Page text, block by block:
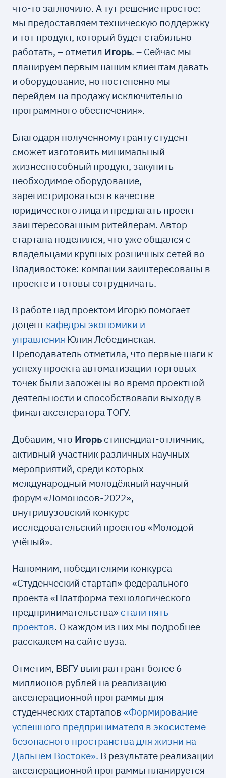
что-то заглючило. А тут решение простое:
мы предоставляем техническую поддержку
и тот продукт, который будет стабильно
работать, – отметил Игорь. – Сейчас мы
планируем первым нашим клиентам давать
и оборудование, но постепенно мы
перейдем на продажу исключительно
программного обеспечения».
Благодаря полученному гранту студент
сможет изготовить минимальный
жизнеспособный продукт, закупить
необходимое оборудование,
зарегистрироваться в качестве
юридического лица и предлагать проект
заинтересованным ритейлерам. Автор
стартапа поделился, что уже общался с
владельцами крупных розничных сетей во
Владивостоке: компании заинтересованы в
проекте и готовы сотрудничать.
В работе над проектом Игорю помогает
доцент кафедры экономики и
управления Юлия Лебединская.
Преподаватель отметила, что первые шаги к
успеху проекта автоматизации торговых
точек были заложены во время проектной
деятельности и способствовали выходу в
финал акселератора ТОГУ.
Добавим, что Игорь стипендиат-отличник,
активный участник различных научных
мероприятий, среди которых
международный молодёжный научный
форум «Ломоносов-2022»,
внутривузовский конкурс
исследовательский проектов «Молодой
учёный».
Напомним, победителями конкурса
«Студенческий стартап» федерального
проекта «Платформа технологического
предпринимательства» стали пять
проектов. О каждом из них мы подробнее
расскажем на сайте вуза.
Отметим, ВВГУ выиграл грант более 6
миллионов рублей на реализацию
акселерационной программы для
студенческих стартапов«Формирование
успешного предпринимателя в экосистеме
безопасного пространства для жизни на
Дальнем Востоке». В результате реализации
акселерационной программы планируется